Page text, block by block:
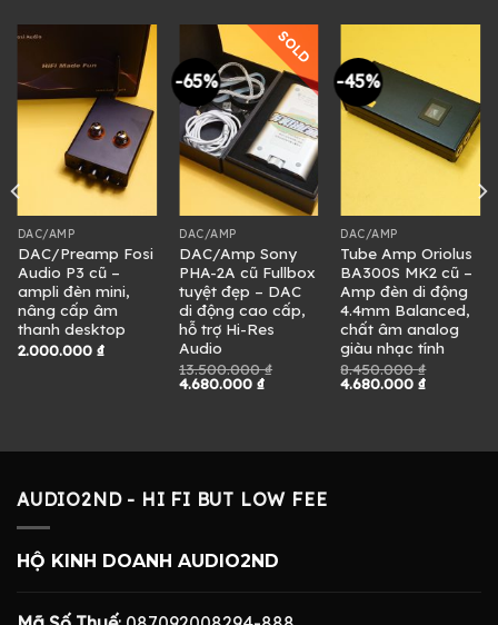
DAC/AMP
DAC/Preamp Fosi
Audio P3 cũ –
ampli đèn mini,
nâng cấp âm
thanh desktop
2.000.000 ₫
-65%
SOLD
DAC/AMP
DAC/Amp Sony
PHA-2A cũ Fullbox
tuyệt đẹp – DAC
di động cao cấp,
hỗ trợ Hi-Res
Audio
13.500.000₫
Giá
4.680.000₫Giá
-45%
DAC/AMP
Tube Amp Oriolus
BA300S MK2 cũ –
Amp đèn di động
4.4mm Balanced,
chất âm analog
giàu nhạc tính
8.450.000₫
Giá
4.680.000₫Giá
AUDIO2ND - HI FI BUT LOW FEE
HỘ KINH DOANH AUDIO2ND